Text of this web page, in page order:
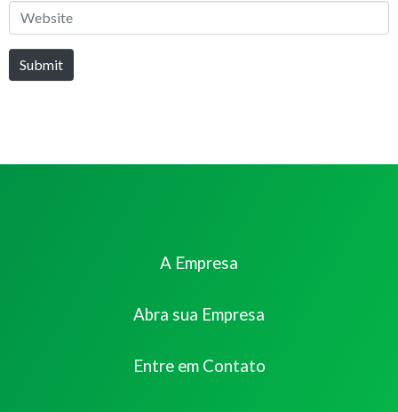
Website
Submit
A Empresa
Abra sua Empresa
Entre em Contato